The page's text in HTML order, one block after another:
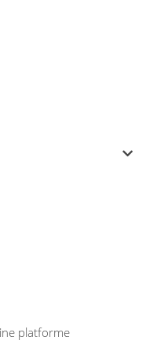
platforme